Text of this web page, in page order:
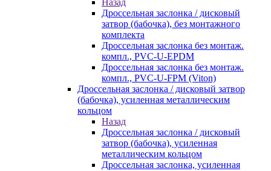
Назад
Дроссельная заслонка / дисковый
затвор (бабочка), без монтажного
комплекта
Дроссельная заслонка без монтаж.
компл., PVC-U-EPDM
Дроссельная заслонка без монтаж.
компл., PVC-U-FPM (Viton)
Дроссельная заслонка / дисковый затвор
(бабочка), усиленная металлическим
кольцом
Назад
Дроссельная заслонка / дисковый
затвор (бабочка), усиленная
металлическим кольцом
Дроссельная заслонка, усиленная